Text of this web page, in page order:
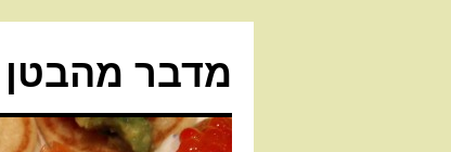
מדבר מהבטן